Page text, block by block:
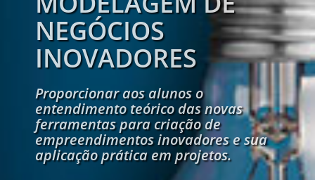
NEGÓCIOS
INOVADORES
Proporcionar aos alunos o
entendimento teórico das novas
ferramentas para criação de
empreendimentos inovadores e sua
aplicação prática em projetos.